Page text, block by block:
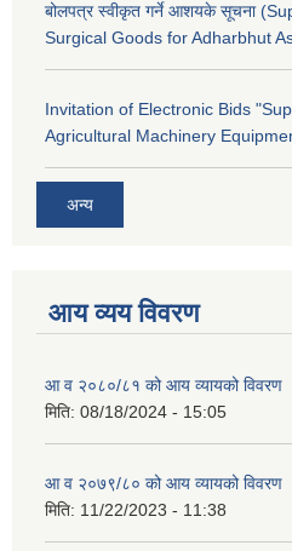
बोलपत्र स्वीकृत गर्ने आशयके सूचना
Surgical Goods for Adharbhut
Invitation of Electronic Bids
Agricultural Machinery
अन्य
आय व्यय विवरण
आ व २०८०/८१ को आय व्यायको विवरण
मिति: 08/18/2024 - 15:05
आ व २०७९/८० को आय व्यायको विवरण
मिति: 11/22/2023 - 11:38